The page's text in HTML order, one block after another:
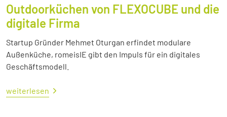
Outdoorküchen von FLEXOCUBE und die
digitale Firma
Startup Gründer Mehmet Oturgan erfindet modulare
Außenküche, romeisIE gibt den Impuls für ein digitales
Geschäftsmodell.
weiterlesen